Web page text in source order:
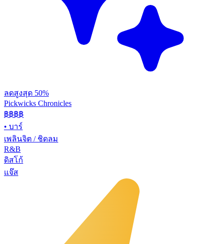
ลดสูงสุด 50%
Pickwicks Chronicles
฿฿฿฿
• บาร์
เพลินจิต / ชิดลม
R&B
ดิสโก้
แจ๊ส